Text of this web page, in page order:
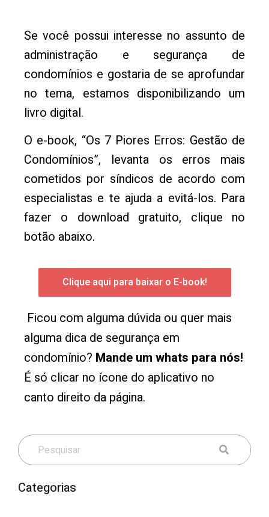
Se você possui interesse no assunto de
administração e segurança de
condomínios e gostaria de se aprofundar
no tema, estamos disponibilizando um
livro digital.
O e-book, “Os 7 Piores Erros: Gestão de
Condomínios”, levanta os erros mais
cometidos por síndicos de acordo com
especialistas e te ajuda a evitá-los. Para
fazer o download gratuito, clique no
botão abaixo.
Clique aqui para baixar o E-book!
Ficou com alguma dúvida ou quer mais
alguma dica de segurança em
condomínio? Mande um whats para nós!
É só clicar no ícone do aplicativo no
canto direito da página.
Categorias